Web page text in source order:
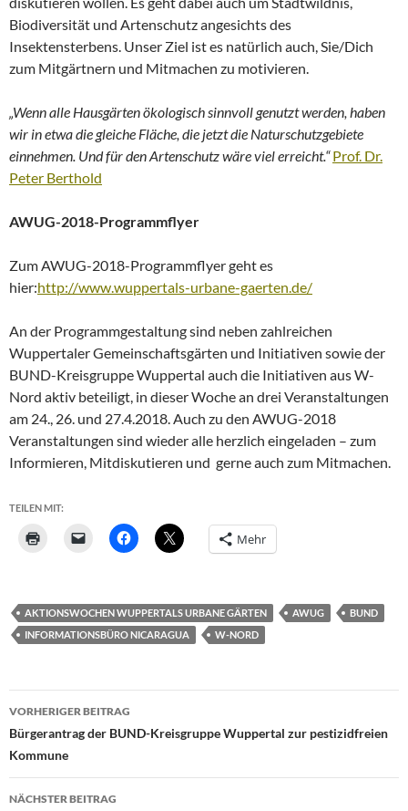
Biodiversität und Artenschutz angesichts des
Insektensterbens. Unser Ziel ist es natürlich auch, Sie/Dich
zum Mitgärtnern und Mitmachen zu motivieren.
„Wenn alle Hausgärten ökologisch sinnvoll genutzt werden, haben
wir in etwa die gleiche Fläche, die jetzt die Naturschutzgebiete
einnehmen. Und für den Artenschutz wäre viel erreicht.“ Prof. Dr.
Peter Berthold
AWUG-2018-Programmflyer
Zum AWUG-2018-Programmflyer geht es
hier:http://www.wuppertals-urbane-gaerten.de/
An der Programmgestaltung sind neben zahlreichen
Wuppertaler Gemeinschaftsgärten und Initiativen sowie der
BUND-Kreisgruppe Wuppertal auch die Initiativen aus W-
Nord aktiv beteiligt, in dieser Woche an drei Veranstaltungen
am 24., 26. und 27.4.2018. Auch zu den AWUG-2018
Veranstaltungen sind wieder alle herzlich eingeladen – zum
Informieren, Mitdiskutieren und gerne auch zum Mitmachen.
TEILEN MIT:
Mehr
AKTIONSWOCHEN WUPPERTALS URBANE GÄRTEN AWUG
BUND
INFORMATIONSBÜRO NICARAGUA
W-NORD
Beitragsnavigation
VORHERIGER BEITRAG
Bürgerantrag der BUND-Kreisgruppe Wuppertal zur pestizidfreien
Kommune
NÄCHSTER BEITRAG